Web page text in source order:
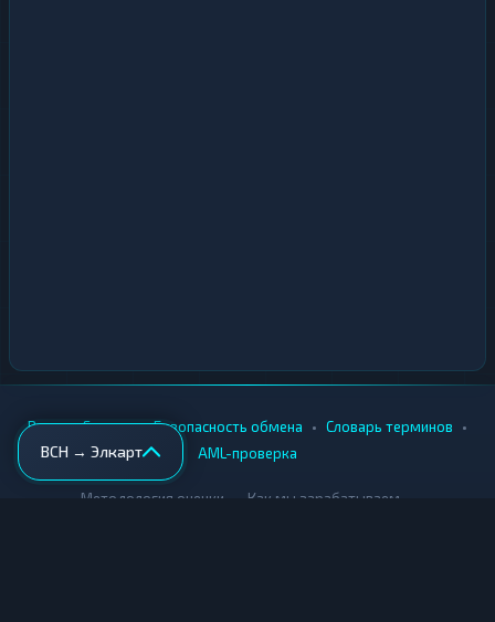
BCH → Элкарт
Вики • Города • Безопасность обмена • Словарь терминов •
AML-проверка
Методология оценки Как мы зарабатываем